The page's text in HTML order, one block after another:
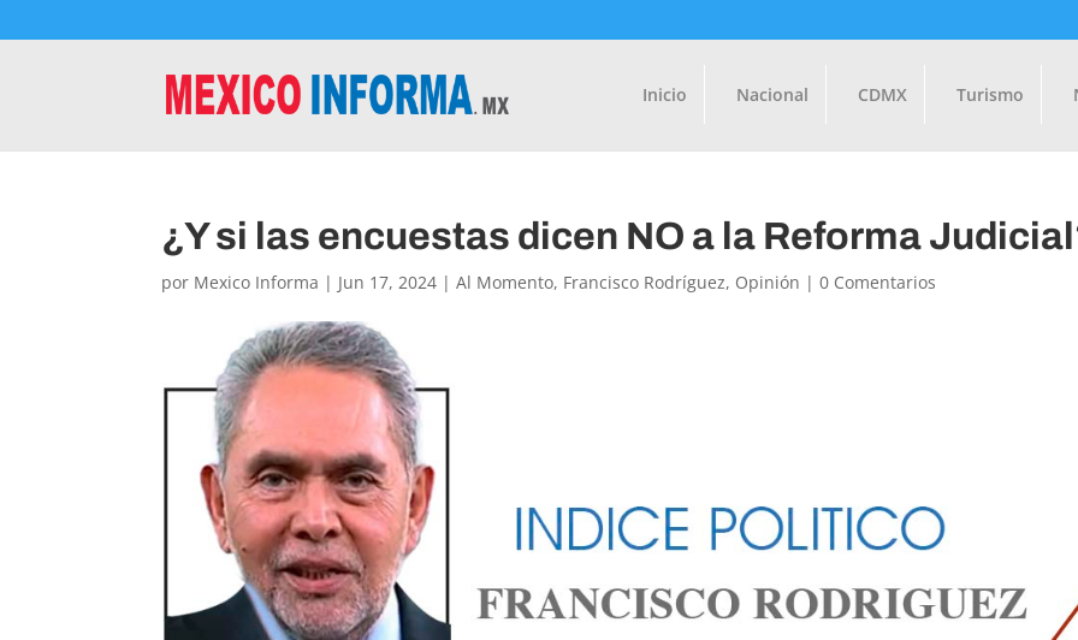
Inicio Nacional CDMX Turismo
¿Y si las encuestas dicen NO a la Reforma
por Mexico Informa | Jun 17, 2024 |Al Momento, Francisco Rodríguez, Opinión |0 Comentarios